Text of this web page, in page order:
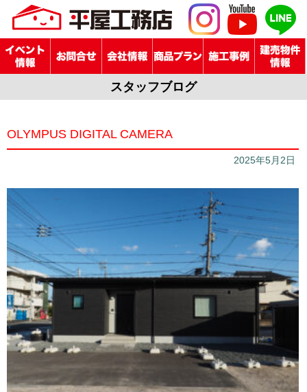
スタッフブログ
OLYMPUS DIGITAL CAMERA
2025年5月2日